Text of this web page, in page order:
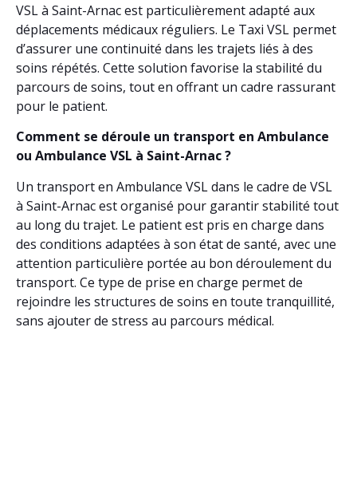
VSL à Saint-Arnac est particulièrement adapté aux
déplacements médicaux réguliers. Le Taxi VSL permet
d’assurer une continuité dans les trajets liés à des
soins répétés. Cette solution favorise la stabilité du
parcours de soins, tout en offrant un cadre rassurant
pour le patient.
Comment se déroule un transport en Ambulance
ou Ambulance VSL à Saint-Arnac ?
Un transport en Ambulance VSL dans le cadre de VSL
à Saint-Arnac est organisé pour garantir stabilité tout
au long du trajet. Le patient est pris en charge dans
des conditions adaptées à son état de santé, avec une
attention particulière portée au bon déroulement du
transport. Ce type de prise en charge permet de
rejoindre les structures de soins en toute tranquillité,
sans ajouter de stress au parcours médical.